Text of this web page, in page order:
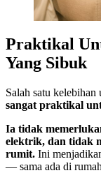
Praktikal
Yang Sibuk
Salah satu kelebihan
sangat praktikal
Ia tidak
elektrik, dan tidak
rumit. Ini
— sama ada di